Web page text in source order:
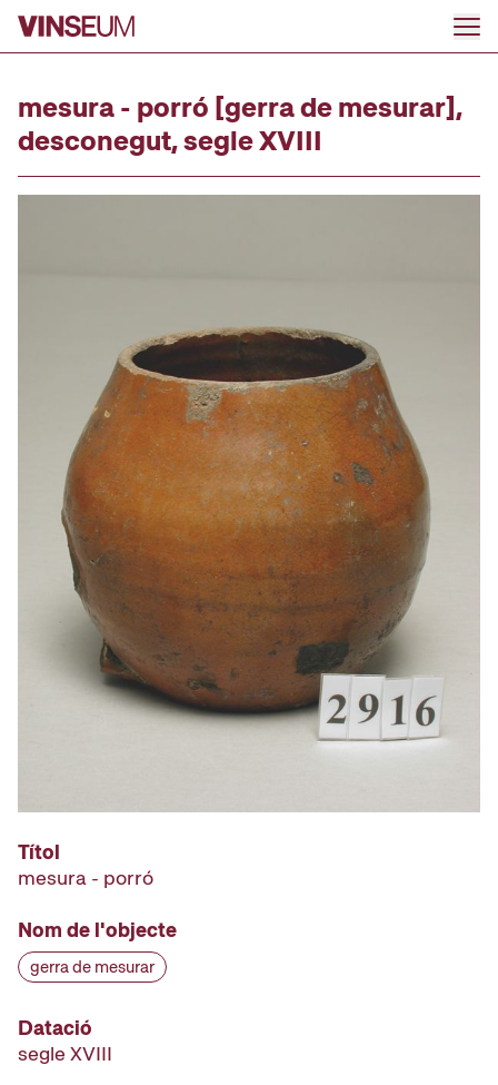
Anar al contingut
mesura - porró [gerra de mesurar],
desconegut, segle XVIII
Títol
mesura - porró
Nom de l'objecte
gerra de mesurar
Datació
segle XVIII